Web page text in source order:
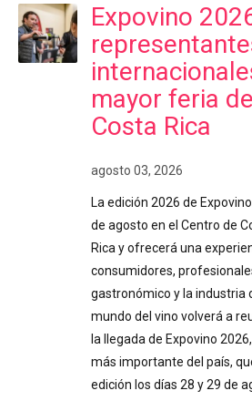
Expovino
mayor feria
Costa Rica
agosto 03, 2026
La edición 2026 de
de agosto en el Centro de
Rica y ofrecerá una
consumidores,
gastronómico y la industria
mundo del vino volverá a
la llegada de Expovino
más importante del país,
edición los días 28 y 29 de